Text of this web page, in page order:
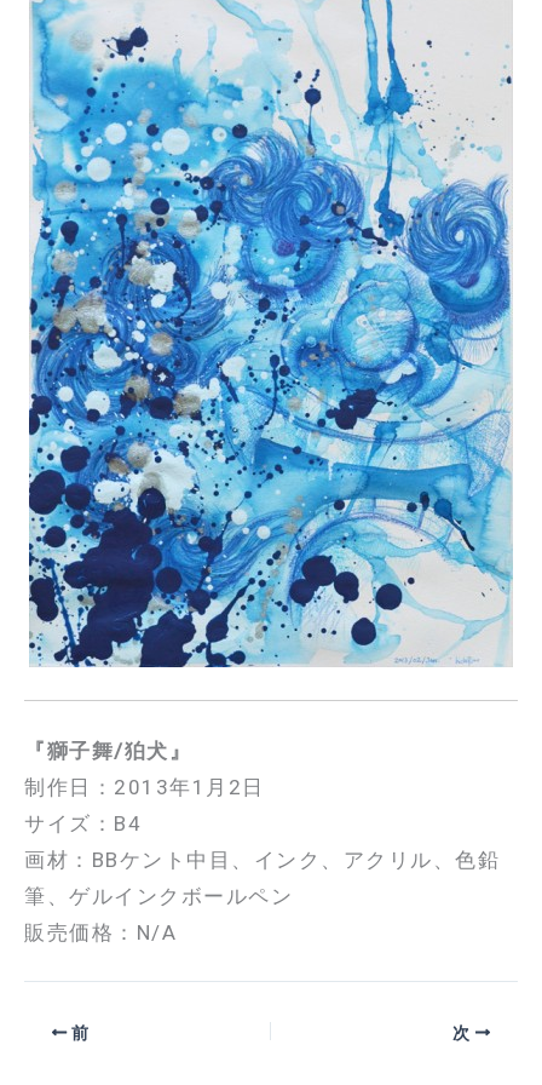
『獅子舞/狛犬』
制作日：2013年1月2日
サイズ：B4
画材：BBケント中目、インク、アクリル、色鉛
筆、ゲルインクボールペン
販売価格：N/A
前 次